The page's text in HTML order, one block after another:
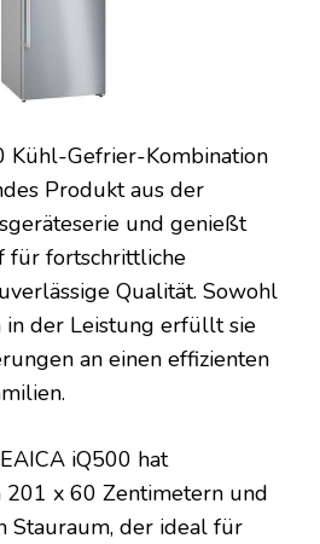
Kühl-Gefrier-Kombination
Produkt aus der
und genießt
für fortschrittliche
Qualität. Sowohl
in der Leistung erfüllt sie
an einen effizienten
iQ500 hat
201 x 60 Zentimetern und
Stauraum, der ideal für